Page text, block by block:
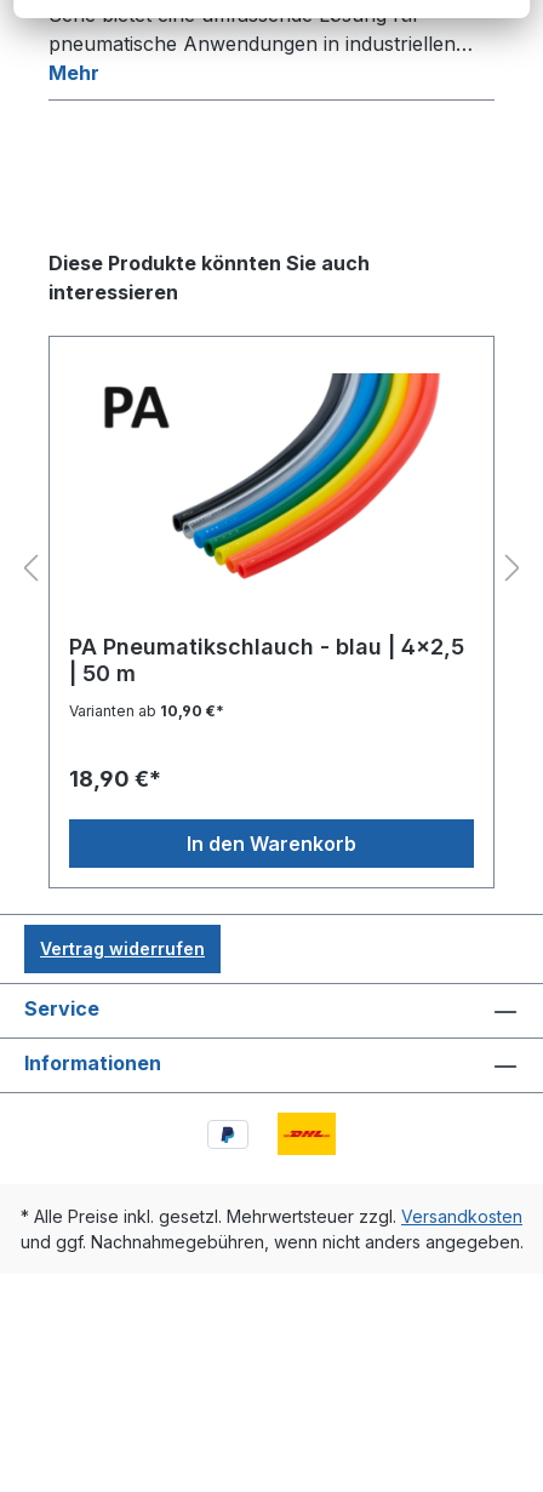
Serie bietet eine umfassende Lösung für
pneumatische Anwendungen in industriellen…
Mehr
Produktgalerie überspringen
Diese Produkte könnten Sie auch
interessieren
PA Pneumatikschlauch - blau | 4x2,5
| 50 m
Varianten ab 10,90 €*
18,90 €*
In den Warenkorb
Vertrag widerrufen
Service
Informationen
* Alle Preise inkl. gesetzl. Mehrwertsteuer zzgl. Versandkosten
und ggf. Nachnahmegebühren, wenn nicht anders angegeben.